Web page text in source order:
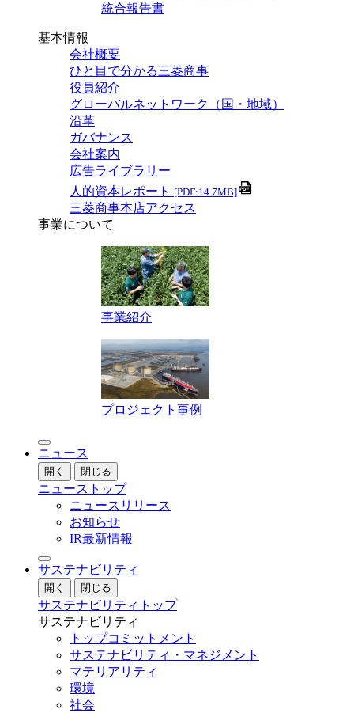
統合報告書
基本情報
会社概要
ひと目で分かる三菱商事
役員紹介
グローバルネットワーク（国・地域）
沿革
ガバナンス
会社案内
広告ライブラリー
人的資本レポート [PDF:14.7MB]
三菱商事本店アクセス
事業について
事業紹介
プロジェクト事例
ニュース
開く 閉じる
ニューストップ
ニュースリリース
お知らせ
IR最新情報
サステナビリティ
開く 閉じる
サステナビリティトップ
サステナビリティ
トップコミットメント
サステナビリティ・マネジメント
マテリアリティ
環境
社会